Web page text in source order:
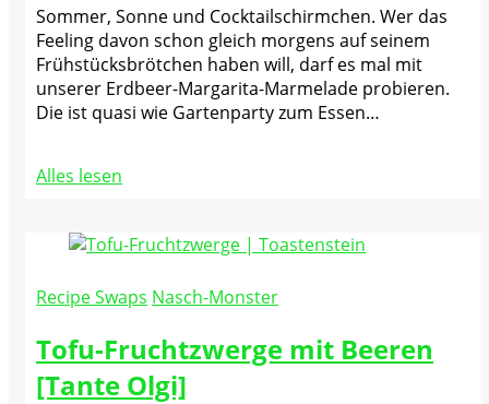
Sommer, Sonne und Cocktailschirmchen. Wer das
Feeling davon schon gleich morgens auf seinem
Frühstücksbrötchen haben will, darf es mal mit
unserer Erdbeer-Margarita-Marmelade probieren.
Die ist quasi wie Gartenparty zum Essen…
Alles lesen
Recipe Swaps Nasch-Monster
Tofu-Fruchtzwerge mit Beeren
[Tante Olgi]